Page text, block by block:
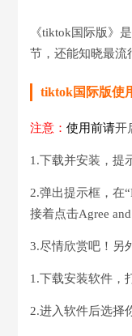
《tiktok国际版》
节，还能知晓最流
tiktok国际版使
注意： 使用前请开
1.下载并安装，提
2.弹出提示框，在
接着点击Agree and
3.尽情欣赏吧！另
1.下载安装软件，
2.进入软件后选择